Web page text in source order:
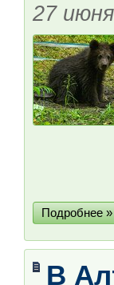
27
Подробнее »
В